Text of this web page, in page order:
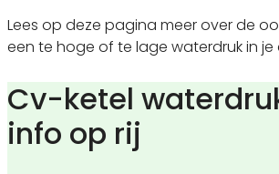
Lees op deze pagina meer over de
een te hoge of te lage waterdruk in je
Cv-ketel
info op rij